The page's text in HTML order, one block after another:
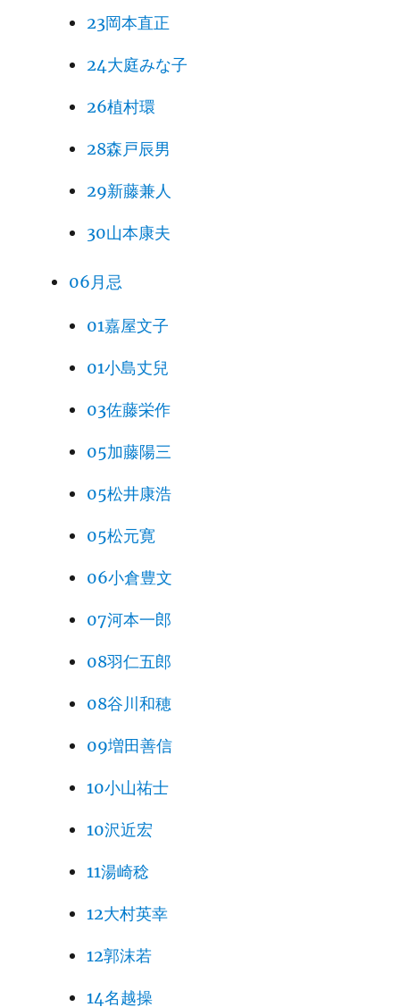
23岡本直正
24大庭みな子
26植村環
28森戸辰男
29新藤兼人
30山本康夫
06月忌
01嘉屋文子
01小島丈兒
03佐藤栄作
05加藤陽三
05松井康浩
05松元寛
06小倉豊文
07河本一郎
08羽仁五郎
08谷川和穂
09増田善信
10小山祐士
10沢近宏
11湯崎稔
12大村英幸
12郭沫若
14名越操